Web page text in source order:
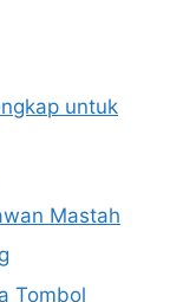
untuk
Mastah
Tombol